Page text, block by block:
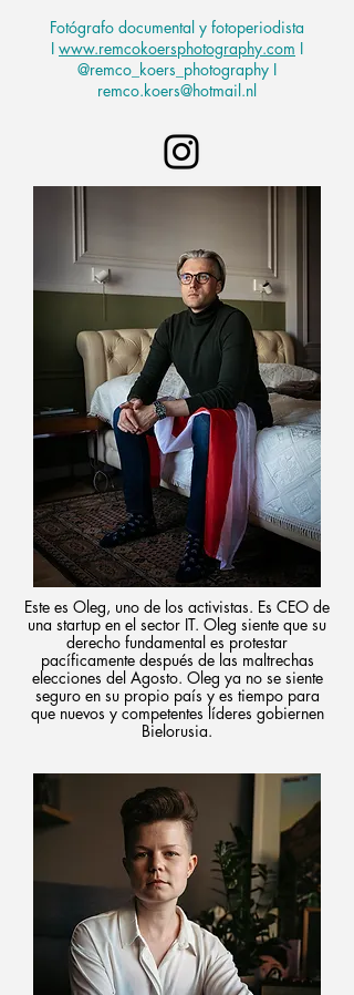
Fotógrafo documental y fotoperiodista
I www.remcokoersphotography.com I
@remco_koers_photography I
remco.koers@hotmail.nl
Este es Oleg, uno de los activistas. Es CEO de
una startup en el sector IT. Oleg siente que su
derecho fundamental es protestar
pacíficamente después de las maltrechas
elecciones del Agosto. Oleg ya no se siente
seguro en su propio país y es tiempo para
que nuevos y competentes líderes gobiernen
Bielorusia.